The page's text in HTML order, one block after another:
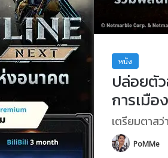
หนัง
ปล่อยตั
การเมือง
เตรียมตาส
PoMMe